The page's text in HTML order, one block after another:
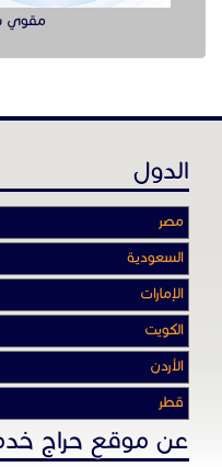
عن موقع حراج
أدواتنا ومهاراتنا
والشـاري بشكل
والخـدمـات
تصفح في الموقع
الرئيسية